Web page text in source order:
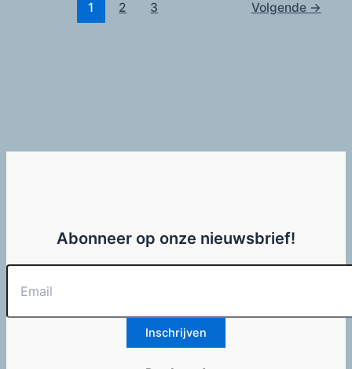
1 2 3 Volgende →
Abonneer op onze nieuwsbrief!